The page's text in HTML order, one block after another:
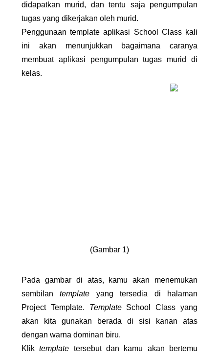
didapatkan murid, dan tentu saja pengumpulan
tugas yang dikerjakan oleh murid.
Penggunaan template aplikasi School Class kali
ini akan menunjukkan bagaimana caranya
membuat aplikasi pengumpulan tugas murid di
kelas.
(Gambar 1)
Pada gambar di atas, kamu akan menemukan
sembilan template yang tersedia di halaman
Project Template. Template School Class yang
akan kita gunakan berada di sisi kanan atas
dengan warna dominan biru.
Klik template tersebut dan kamu akan bertemu